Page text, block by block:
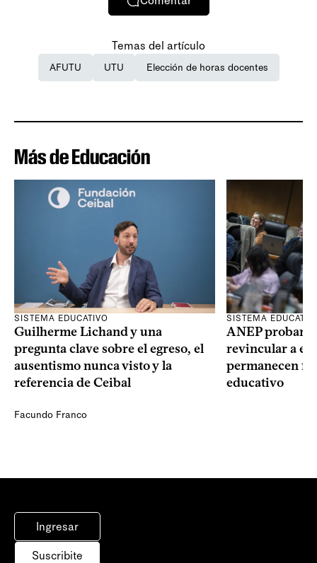
Temas del artículo
AFUTU UTU Elección de horas docentes
Más de Educación
SISTEMA EDUCATIVO
Guilherme Lichand y una
pregunta clave sobre el egreso, el
ausentismo nunca visto y la
referencia de Ceibal
Facundo Franco
SISTEMA
ANEP probará
revincular a
permanecen
educativo
Ingresar
Suscribite